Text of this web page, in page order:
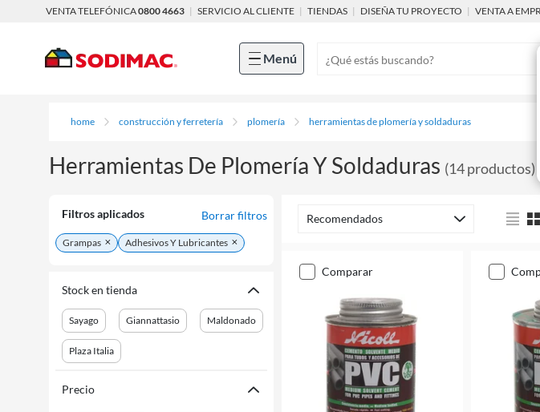
VENTA TELEFÓNICA0800 4663 | SERVICIO AL CLIENTE | TIENDAS | DISEÑA TU PROYECTO | VENTA A
Menú
home construcción y ferretería plomería herramientas de plomería y soldaduras
Herramientas De Plomería Y Soldaduras (14productos)
Filtros aplicados Borrar filtros
Grampas Adhesivos Y Lubricantes
Stock en tienda
Sayago Giannattasio Maldonado
Plaza Italia
Precio
Recomendados
comparar